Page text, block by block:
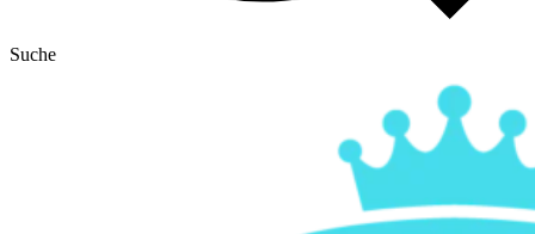
Suche